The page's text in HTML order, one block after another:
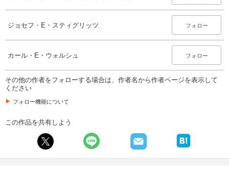
ジョセフ・E・スティグリッツ フォロー
カール・E・ウォルシュ フォロー
その他の作者をフォローする場合は、作者名から作者ページを表示して
ください
フォロー機能について
この作品を共有しよう